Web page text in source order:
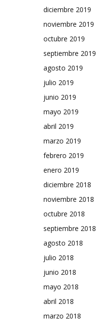
diciembre 2019
noviembre 2019
octubre 2019
septiembre 2019
agosto 2019
julio 2019
junio 2019
mayo 2019
abril 2019
marzo 2019
febrero 2019
enero 2019
diciembre 2018
noviembre 2018
octubre 2018
septiembre 2018
agosto 2018
julio 2018
junio 2018
mayo 2018
abril 2018
marzo 2018